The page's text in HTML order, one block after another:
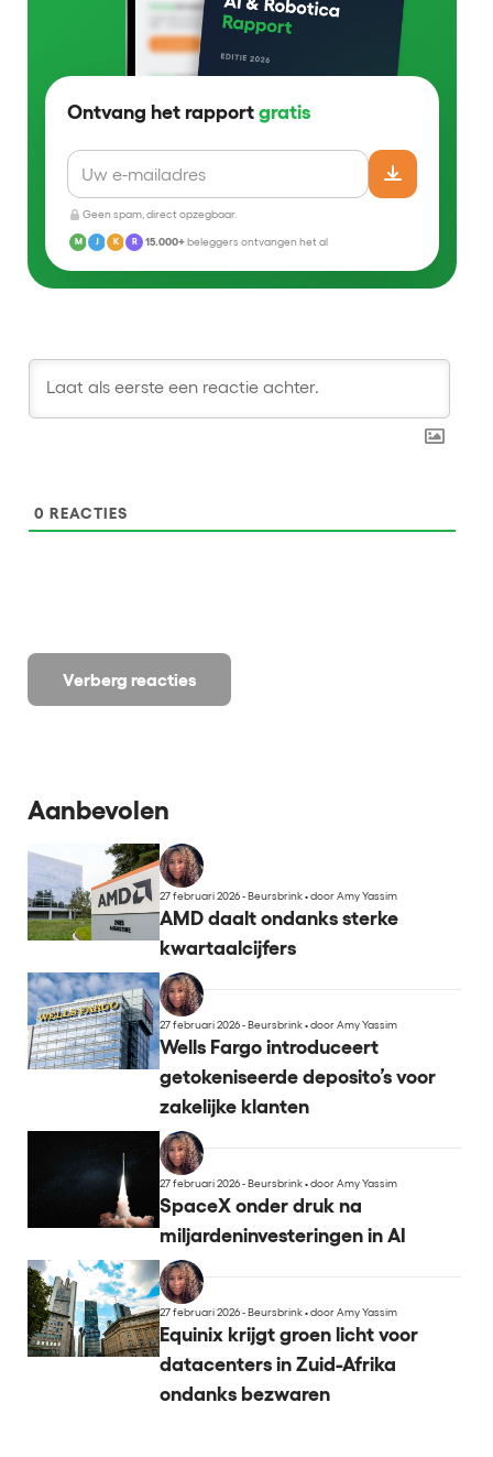
Ontvang het rapport gratis
Geen spam, direct opzegbaar.
M J K R 15.000+beleggers ontvangen het al
Verberg reacties
0 REACTIES
Aanbevolen
27 februari 2026 - Beursbrink•door Amy Yassim
AMD daalt ondanks sterke
kwartaalcijfers
27 februari 2026 - Beursbrink•door Amy Yassim
Wells Fargo introduceert
getokeniseerde deposito’s voor
zakelijke klanten
27 februari 2026 - Beursbrink•door Amy Yassim
SpaceX onder druk na
miljardeninvesteringen in AI
27 februari 2026 - Beursbrink•door Amy Yassim
Equinix krijgt groen licht voor
datacenters in Zuid-Afrika
ondanks bezwaren